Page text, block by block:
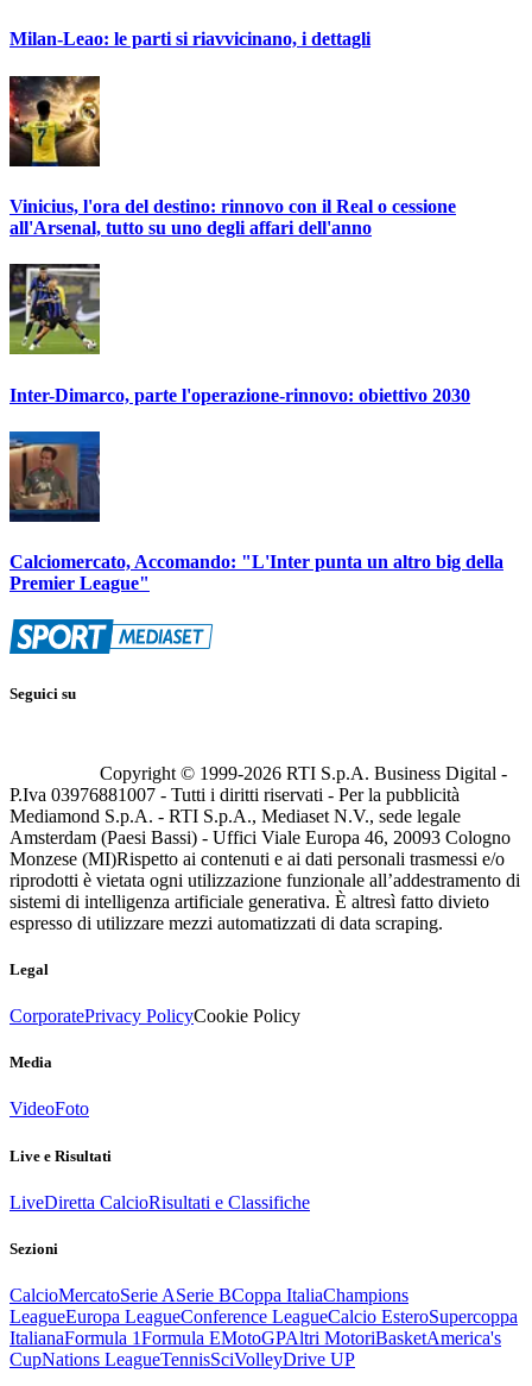
Milan-Leao: le parti si riavvicinano, i dettagli
Vinicius, l'ora del destino: rinnovo con il Real o cessione
all'Arsenal, tutto su uno degli affari dell'anno
Inter-Dimarco, parte l'operazione-rinnovo: obiettivo 2030
Calciomercato, Accomando: "L'Inter punta un altro big della
Premier League"
Seguici su
Copyright © 1999-2026 RTI S.p.A. Business Digital -
P.Iva 03976881007 - Tutti i diritti riservati - Per la pubblicità
Mediamond S.p.A. - RTI S.p.A., Mediaset N.V., sede legale
Amsterdam (Paesi Bassi) - Uffici Viale Europa 46, 20093 Cologno
Monzese (MI)Rispetto ai contenuti e ai dati personali trasmessi e/o
riprodotti è vietata ogni utilizzazione funzionale all’addestramento di
sistemi di intelligenza artificiale generativa. È altresì fatto divieto
espresso di utilizzare mezzi automatizzati di data scraping.
Legal
CorporatePrivacy PolicyCookie Policy
Media
VideoFoto
Live e Risultati
LiveDiretta CalcioRisultati e Classifiche
Sezioni
CalcioMercatoSerie ASerie BCoppa ItaliaChampions
LeagueEuropa LeagueConference LeagueCalcio EsteroSupercoppa
ItalianaFormula 1Formula EMotoGPAltri MotoriBasketAmerica's
CupNations LeagueTennisSciVolleyDrive UP